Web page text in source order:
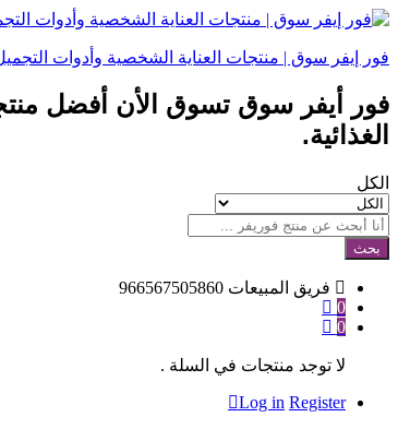
فور إيفر سوق | منتجات العناية الشخصية وأدوات
فور أيفر سوق تسوق الأن أفضل
الغذائية.
الكل
بحث
فريق المبيعات 966567505860
0
0
لا توجد منتجات في السلة .
Log in Register